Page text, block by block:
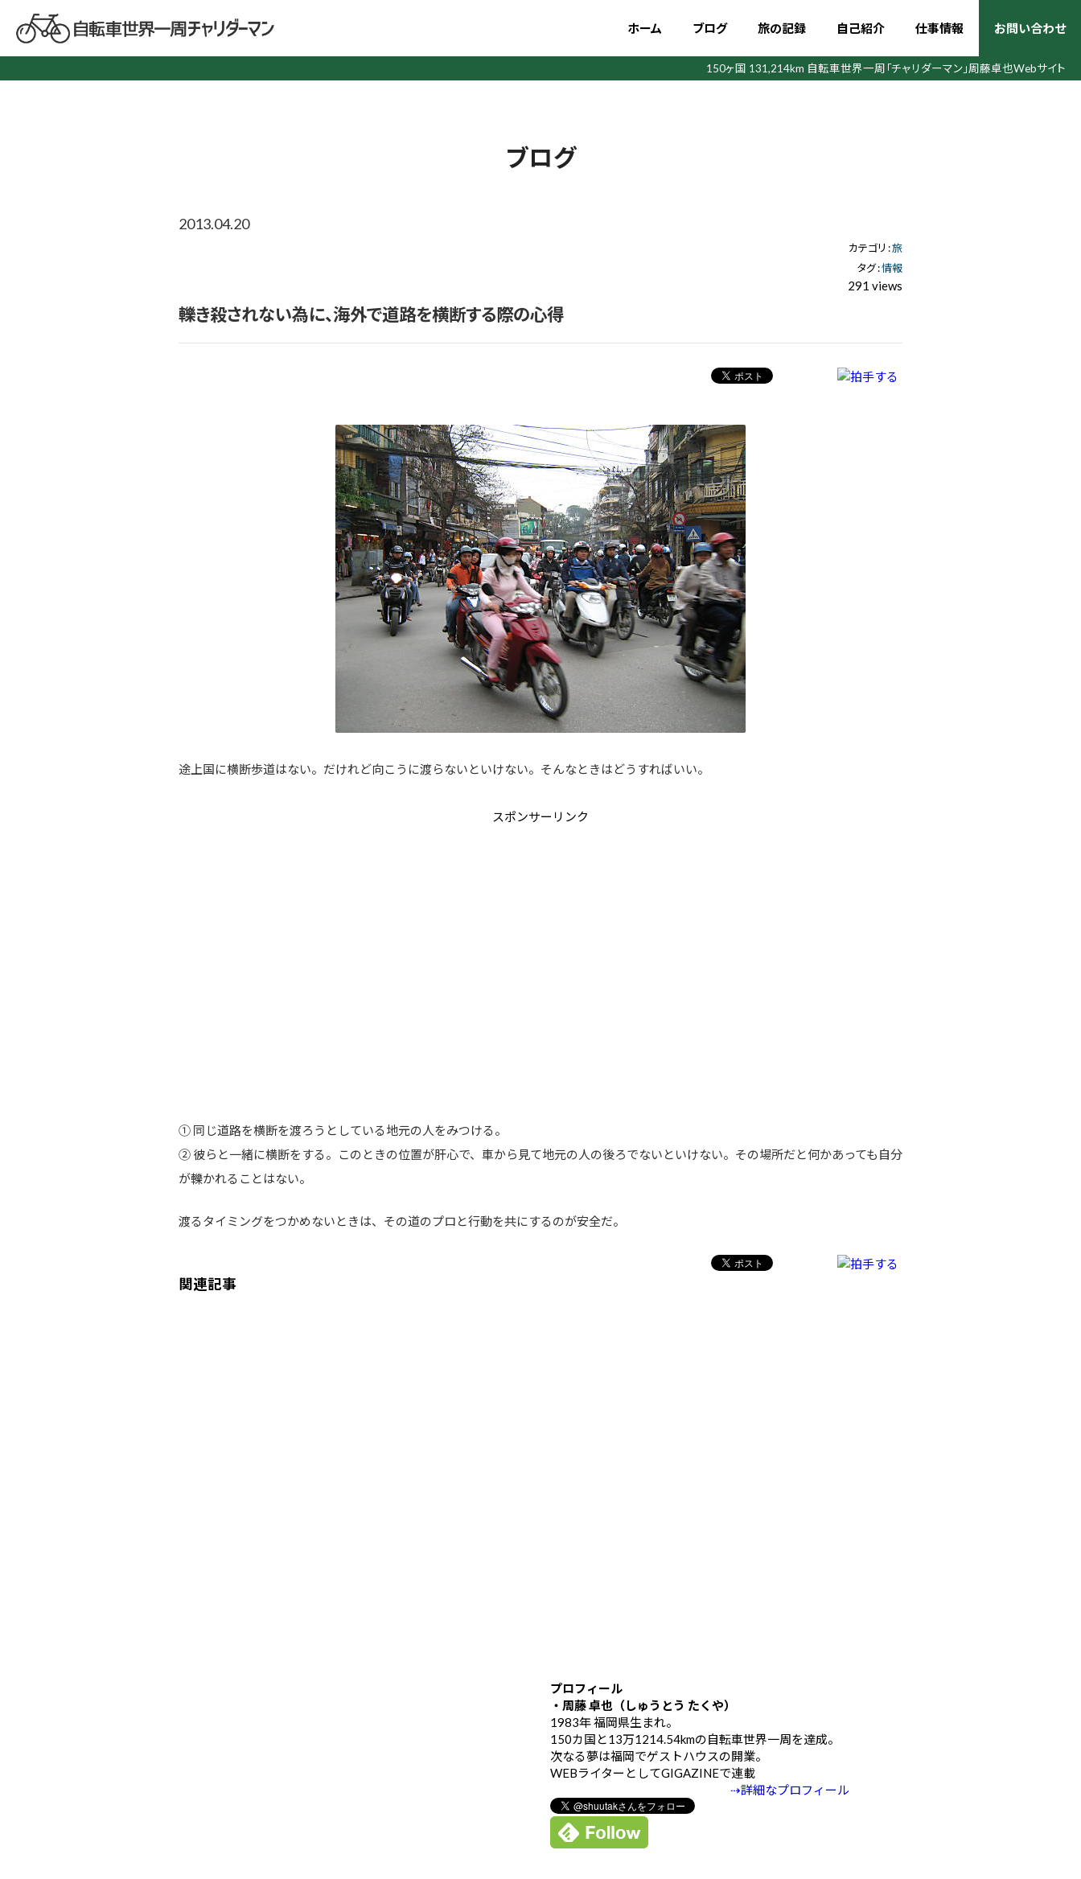
ホーム ブログ 旅の記録 自己紹介 仕事情報 お問い合わせ
150ヶ国 131,214km 自転車世界一周 「チャリダーマン」周藤卓也Webサイト
ブログ
2013.04.20
カテゴリ :旅
タグ :情報
291 views
轢き殺されない為に、海外で道路を横断する際の心得
途上国に横断歩道はない。だけれど向こうに渡らないといけない。そんなときはどうすればいい。
スポンサーリンク
① 同じ道路を横断を渡ろうとしている地元の人をみつける。
② 彼らと一緒に横断をする。このときの位置が肝心で、車から見て地元の人の後ろでないといけない。その場所だと何かあっても自分
が轢かれることはない。
渡るタイミングをつかめないときは、その道のプロと行動を共にするのが安全だ。
関連記事
プロフィール
・周藤 卓也（しゅうとう たくや）
1983年 福岡県生まれ。
150カ国と13万1214.54kmの自転車世界一周を達成。
次なる夢は福岡でゲストハウスの開業。
WEBライターとしてGIGAZINEで連載
⇢詳細なプロフィール